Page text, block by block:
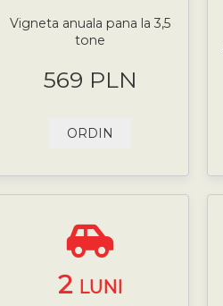
Vigneta anuala pana la 3,5
tone
569 PLN
ORDIN
2 LUNI